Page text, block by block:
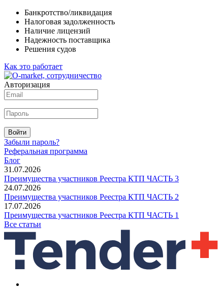
Банкротство/ликвидация
Налоговая задолженность
Наличие лицензий
Надежность поставщика
Решения судов
Как это работает
Авторизация
Войти
Забыли пароль?
Реферальная программа
Блог
31.07.2026
Преимущества участников Реестра КТП ЧАСТЬ 3
24.07.2026
Преимущества участников Реестра КТП ЧАСТЬ 2
17.07.2026
Преимущества участников Реестра КТП ЧАСТЬ 1
Все статьи